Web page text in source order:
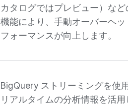
カタログではプレビュー）な
機能により、手動オーバーヘ
フォーマンスが向上します。
BigQuery ストリーミングを使
リアルタイムの分析情報を活